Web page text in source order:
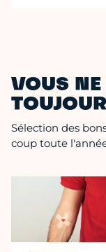
VOUS
Sélection des
coup toute